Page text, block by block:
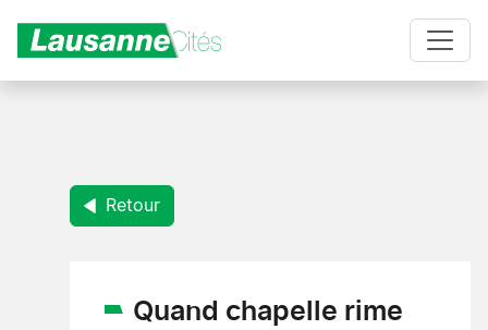
Retour
Quand chapelle rime